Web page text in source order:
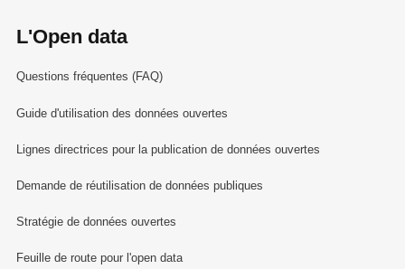
L'Open data
Questions fréquentes (FAQ)
Guide d'utilisation des données ouvertes
Lignes directrices pour la publication de données ouvertes
Demande de réutilisation de données publiques
Stratégie de données ouvertes
Feuille de route pour l'open data